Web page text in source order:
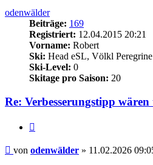
odenwälder
Beiträge: 169
Registriert: 12.04.2015 20:21
Vorname: Robert
Ski: Head eSL, Völkl
Ski-Level: 0
Skitage pro Saison: 20
Re: Verbesserungstipp wären
Beitrag
von odenwälder » 11.02.2026